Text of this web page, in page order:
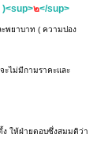
๒</sup>
พยาบาท ( ความปอง
ะไม่มีกามราคะและ
ให้ฝ่ายตอบซึ่งสมมติว่า